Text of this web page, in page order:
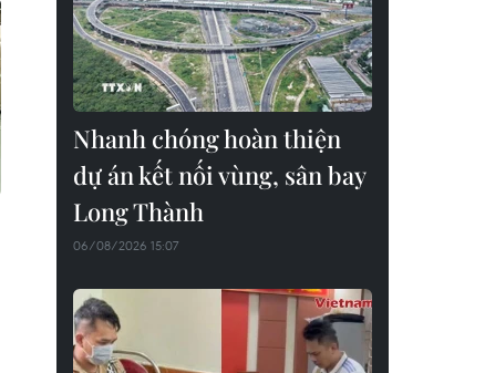
Nhanh chóng hoàn thiện
dự án kết nối vùng, sân bay
Long Thành
06/08/2026 15:07